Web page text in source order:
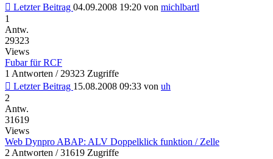
Letzter Beitrag 04.09.2008 19:20 von michlbartl
1
Antw.
29323
Views
Fubar für RCF
1 Antworten / 29323 Zugriffe
Letzter Beitrag 15.08.2008 09:33 von uh
2
Antw.
31619
Views
Web Dynpro ABAP: ALV Doppelklick funktion / Zelle
2 Antworten / 31619 Zugriffe